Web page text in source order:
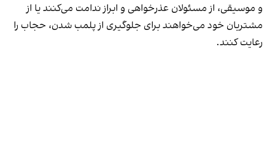
و موسیقی، از مسئولان عذرخواهی و ابراز ندامت می‌کنند یا از
مشتریان خود می‌خواهند برای جلوگیری از پلمب شدن، حجاب را
رعایت کنند.